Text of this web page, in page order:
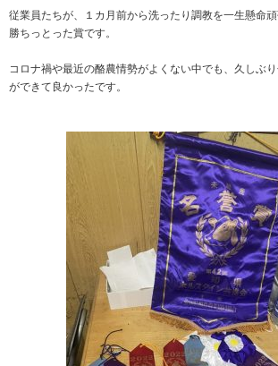
従業員たちが、１カ月前から洗ったり調教を一生懸命
勝ちっとった賞です。
コロナ禍や最近の酪農情勢がよくない中でも、久しぶ
ができて良かったです。